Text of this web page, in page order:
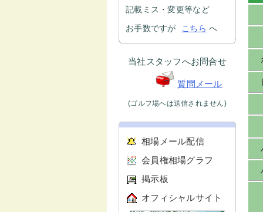
記載ミス・変更等など
お手数ですが
こちら へ
当社スタッフへお問合せ
質問メール
(ゴルフ場へは送信されません)
相場メール配信
会員権相場グラフ
掲示板
オフィシャルサイト